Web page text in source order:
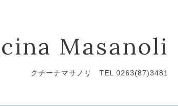
Masanoli
クチーナマサノリ TEL 0263(87)3481